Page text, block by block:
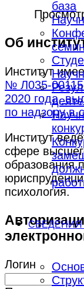
база
СВЕДЕНИЯ
Об
Институт
№ Л035-
2020 года,
по надзору в
Институт
сфере
образования
психология.
Логин